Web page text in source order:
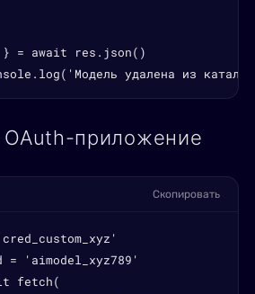
} = await res.json()
удалена из
приложение
Скопировать
= 'aimodel_xyz789'
fetch(